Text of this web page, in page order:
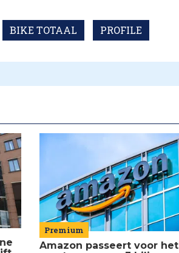
BIKE TOTAAL PROFILE
Premium
Amazon passeert voor het